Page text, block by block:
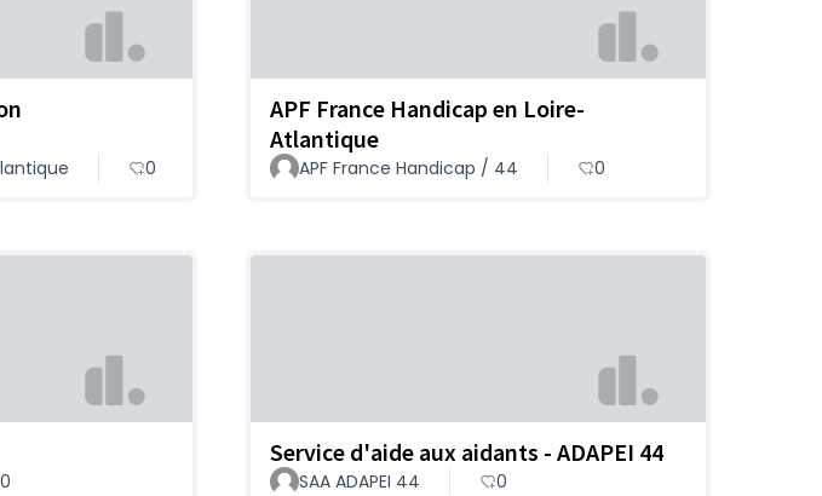
0
APF France Handicap en Loire-
Atlantique
APF France Handicap / 44 0
0
Service d'aide aux aidants - ADAPEI 44
SAA ADAPEI 44 0